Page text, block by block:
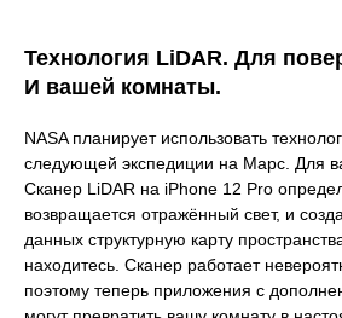
Технология LiDAR. Для
И вашей комнаты.
NASA планирует использовать
следующей экспедиции на Марс. Для
Сканер LiDAR на iPhone 12 Pro
возвращается отражённый свет, и
данных структурную карту
находитесь. Сканер работает
поэтому теперь приложения с